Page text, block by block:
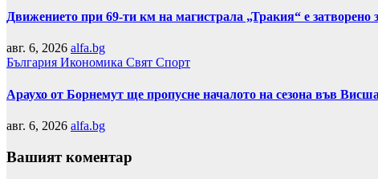
Движението при 69-ти км на магистрала „Тракия“ е
авг. 6, 2026 alfa.bg
България Икономика Свят Спорт
Араухо от Борнемут ще пропусне началото на сезона във
авг. 6, 2026 alfa.bg
Вашият коментар